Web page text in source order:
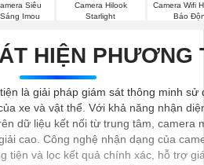
Siêu
Imou
Camera Hilook
Starlight
Camera Wifi
Báo
HIỆN PHƯƠNG
là giải pháp giám sát thông minh sử
xe và vật thể. Với khả năng nhận
dữ liệu kết nối từ trung tâm, camera
cao. Công nghệ nhận dạng của
tiện và lọc kết quả chính xác, hỗ trợ